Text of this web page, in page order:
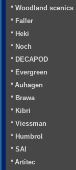
* Woodland scenics
* Faller
* Heki
* Noch
* DECAPOD
* Evergreen
* Auhagen
* Brawa
* Kibri
* Viessman
* Humbrol
* SAI
* Artitec